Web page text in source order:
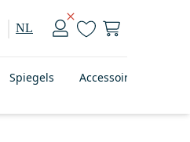
NL
Spiegels Accessoires